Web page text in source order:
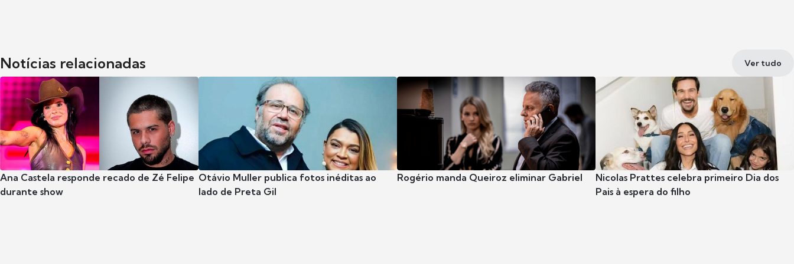
Notícias relacionadas Ver tudo
Ana Castela responde recado de Zé Felipe
durante show
Otávio Muller publica fotos inéditas ao
lado de Preta Gil
Rogério manda Queiroz eliminar Gabriel
Nicolas Prattes celebra primeiro Dia dos
Pais à espera do filho